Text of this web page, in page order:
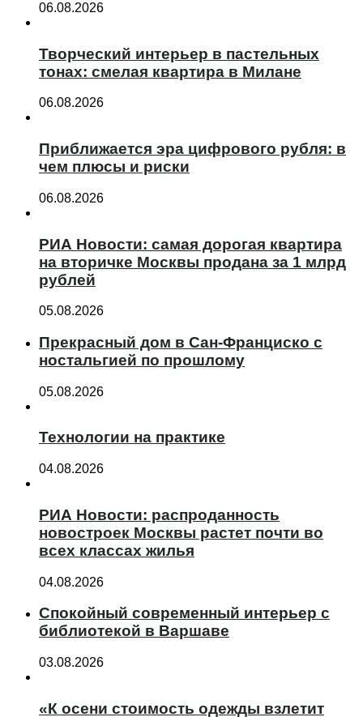
06.08.2026
Творческий интерьер в пастельных
тонах: смелая квартира в Милане
06.08.2026
Приближается эра цифрового рубля: в
чем плюсы и риски
06.08.2026
РИА Новости: самая дорогая квартира
на вторичке Москвы продана за 1 млрд
рублей
05.08.2026
Прекрасный дом в Сан-Франциско с
ностальгией по прошлому
05.08.2026
Технологии на практике
04.08.2026
РИА Новости: распроданность
новостроек Москвы растет почти во
всех классах жилья
04.08.2026
Спокойный современный интерьер с
библиотекой в Варшаве
03.08.2026
«К осени стоимость одежды взлетит